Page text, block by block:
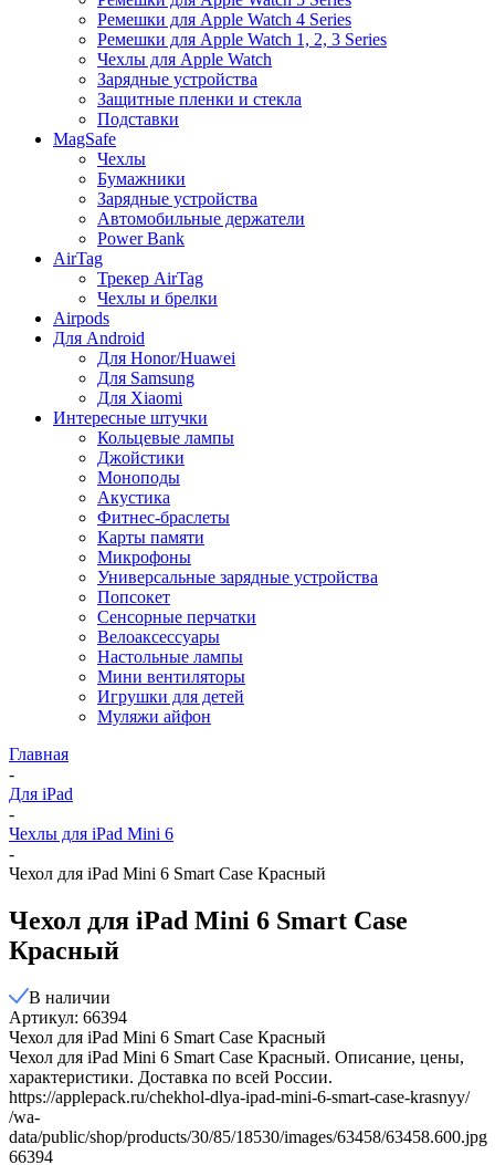
Ремешки для Apple Watch 4 Series
Ремешки для Apple Watch 1, 2, 3 Series
Чехлы для Apple Watch
Зарядные устройства
Защитные пленки и стекла
Подставки
MagSafe
Чехлы
Бумажники
Зарядные устройства
Автомобильные держатели
Power Bank
AirTag
Трекер AirTag
Чехлы и брелки
Airpods
Для Android
Для Honor/Huawei
Для Samsung
Для Xiaomi
Интересные штучки
Кольцевые лампы
Джойстики
Моноподы
Акустика
Фитнес-браслеты
Карты памяти
Микрофоны
Универсальные зарядные устройства
Попсокет
Сенсорные перчатки
Велоаксессуары
Настольные лампы
Мини вентиляторы
Игрушки для детей
Муляжи айфон
Главная
-
Для iPad
-
Чехлы для iPad Mini 6
-
Чехол для iPad Mini 6 Smart Case Красный
Чехол для iPad Mini 6 Smart Case
Красный
В наличии
Артикул: 66394
Чехол для iPad Mini 6 Smart Case Красный
Чехол для iPad Mini 6 Smart Case Красный. Описание, цены,
характеристики. Доставка по всей России.
https://applepack.ru/chekhol-dlya-ipad-mini-6-smart-case-krasnyy/
/wa-
data/public/shop/products/30/85/18530/images/63458/63458.600.jpg
66394